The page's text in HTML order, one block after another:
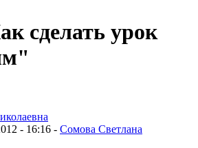
сделать урок
- 16:16 - Сомова Светлана